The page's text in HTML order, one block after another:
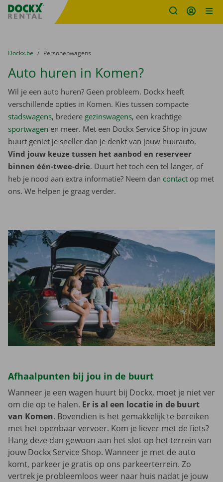
Fratello DEMO
U bevindt zich hier:
van
Dockx.be naar
Personenwagens
Auto huren in Komen?
Wil je een auto huren? Geen probleem. Dockx heeft
verschillende opties in Komen. Kies tussen compacte
stadswagens, bredere gezinswagens, een krachtige
sportwagen en meer. Met een Dockx Service Shop in jouw
buurt geniet je sneller dan je denkt van jouw huurauto.
Vind jouw keuze tussen het aanbod en reserveer
binnen één-twee-drie. Duurt het toch een tel langer, of
heb je nood aan extra informatie? Neem dan contact op met
ons. We helpen je graag verder.
Afhaalpunten bij jou in de buurt
Wanneer je een wagen huurt bij Dockx, moet je niet ver
om die op te halen. Er is al een locatie in de buurt
van Komen. Bovendien is het gemakkelijk te bereiken
met het openbaar vervoer. Kom je liever met de fiets?
Hang deze dan gewoon aan het slot op het terrein van
jouw Dockx Service Shop. Wanneer je met de auto
komt, parkeer je gratis op ons parkeerterrein. Zo
vertrek je probleemloos weer naar huis nadat je jouw